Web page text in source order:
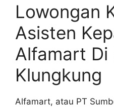
Lowongan
Asisten
Alfamart Di
Klungkung
Alfamart, atau PT